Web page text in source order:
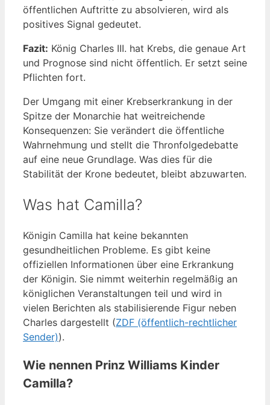
öffentlichen Auftritte zu absolvieren, wird als
positives Signal gedeutet.
Fazit: König Charles III. hat Krebs, die genaue Art
und Prognose sind nicht öffentlich. Er setzt seine
Pflichten fort.
Der Umgang mit einer Krebserkrankung in der
Spitze der Monarchie hat weitreichende
Konsequenzen: Sie verändert die öffentliche
Wahrnehmung und stellt die Thronfolgedebatte
auf eine neue Grundlage. Was dies für die
Stabilität der Krone bedeutet, bleibt abzuwarten.
Was hat Camilla?
Königin Camilla hat keine bekannten
gesundheitlichen Probleme. Es gibt keine
offiziellen Informationen über eine Erkrankung
der Königin. Sie nimmt weiterhin regelmäßig an
königlichen Veranstaltungen teil und wird in
vielen Berichten als stabilisierende Figur neben
Charles dargestellt (ZDF (öffentlich-rechtlicher
Sender)).
Wie nennen Prinz Williams Kinder
Camilla?